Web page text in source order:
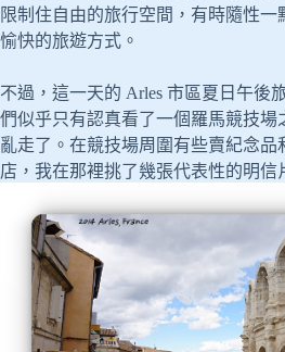
限制住自由的旅行空間，有時隨性一
愉快的旅遊方式。
不過，這一天的 Arles 市區夏日午後
們似乎只有認真看了一個羅馬競技場
亂走了。在競技場周圍有些賣紀念品
店，我在那裡挑了幾張代表性的明信